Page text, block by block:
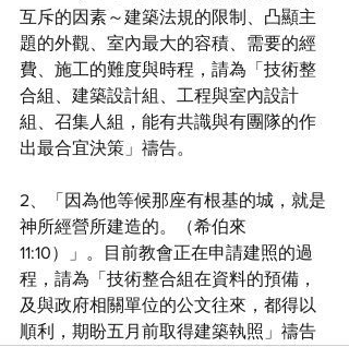
互斥的因素～建築法規的限制、凸顯主
題的外觀、室內最大的容積、需要的經
費、施工的難度與時程，請為「技術整
合組、建築設計組、工程與室內設計
組、召集人組，能有共識與有團隊的作
出最合宜決策」禱告。
2、「因為他等候那座有根基的城，就是
神所經營所建造的。（希伯來
11:10）」。目前教會正在申請建照的過
程，請為「技術整合組在資料的預備，
及與政府相關單位的公文往來，都得以
順利，期盼五月前取得建築執照」禱告